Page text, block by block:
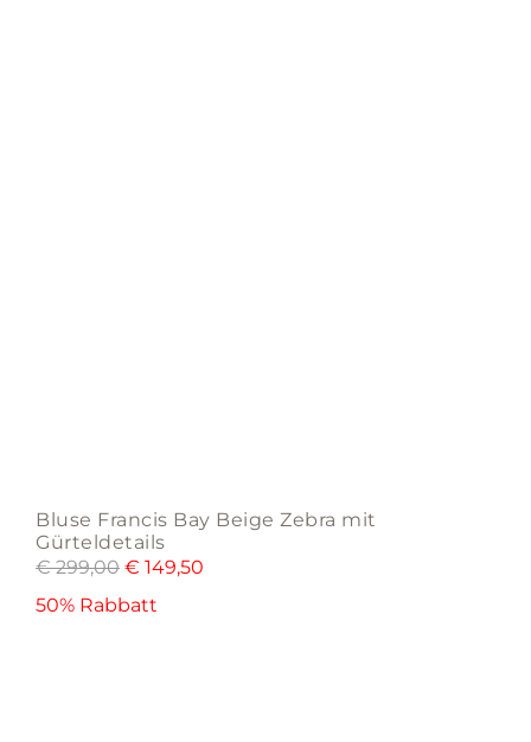
Bluse Francis Bay Beige Zebra mit
Gürteldetails
€299,00 € 149,50
50% Rabbatt